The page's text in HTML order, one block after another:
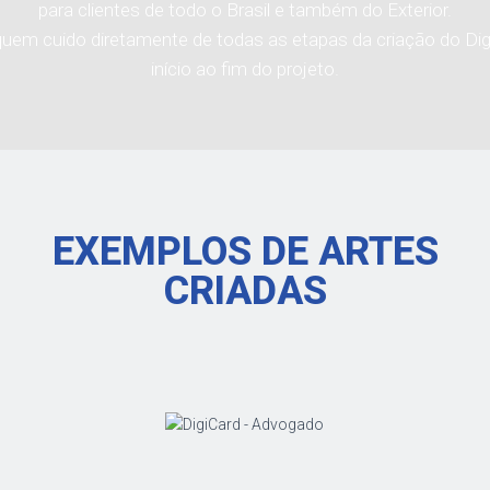
para clientes de todo o Brasil e também do Exterior.
cuido diretamente de todas as etapas da criação do
início ao fim do projeto.
EXEMPLOS DE ARTES
CRIADAS